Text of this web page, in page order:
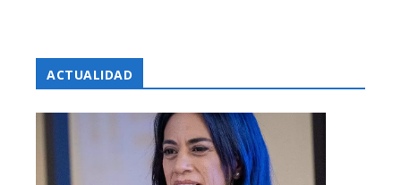
ACTUALIDAD